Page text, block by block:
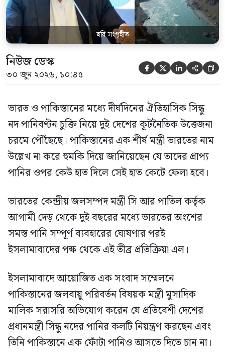
ছবি সংগৃহীত
নিউজ ডেস্ক
৩০ জুন ২০২৬, ১০:৪৫     
ভারত ও পাকিস্তানের মধ্যে দীর্ঘদিনের ঐতিহাসিক সিন্ধু
নদ পানিবণ্টন চুক্তি নিয়ে দুই দেশের কূটনৈতিক উত্তেজনা
চরমে পৌঁছেছে। পাকিস্তানের এক শীর্ষ মন্ত্রী ভারতের নাম
উল্লেখ না করে হুমকি দিয়ে জানিয়েছেন যে তাদের প্রাপ্য
পানির ওপর কেউ হাত দিলে সেই হাত কেটে ফেলা হবে।
ভারতের কেন্দ্রীয় জলসম্পদ মন্ত্রী সি আর পাতিল কর্তৃক
আগামী দেড় থেকে দুই বছরের মধ্যে ভারতের অংশের
সমস্ত পানি সম্পূর্ণ ব্যবহারের ঘোষণার পরই
ইসলামাবাদের পক্ষ থেকে এই তীব্র প্রতিক্রিয়া এল।
ইসলামাবাদে আয়োজিত এক সংবাদ সম্মেলনে
পাকিস্তানের জলবায়ু পরিবর্তন বিষয়ক মন্ত্রী মুসাদিক
মালিক সরাসরি অভিযোগ করেন যে প্রতিবেশী দেশের
প্রধানমন্ত্রী সিন্ধু নদের পানির কলটি নিয়ন্ত্রণ করছেন এবং
তিনি পাকিস্তানে এক ফোঁটা পানিও আসতে দিতে চান না।